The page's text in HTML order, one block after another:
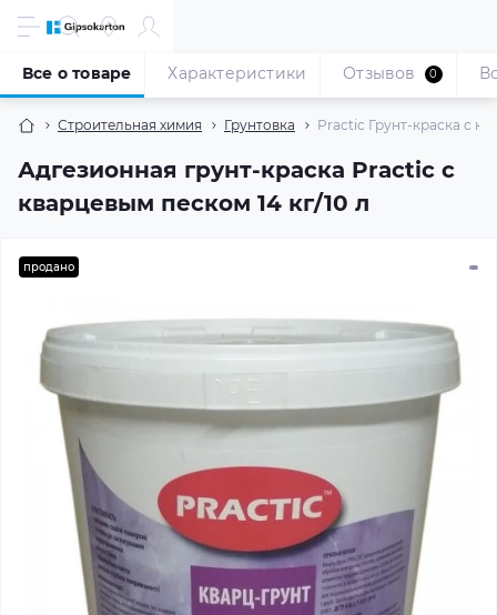
Строительная химия Грунтовка Practic Грунт-краска с
Адгезионная грунт-краска Practic с
кварцевым песком 14 кг/10 л
Все о товаре Характеристики Отзывов 0
продано